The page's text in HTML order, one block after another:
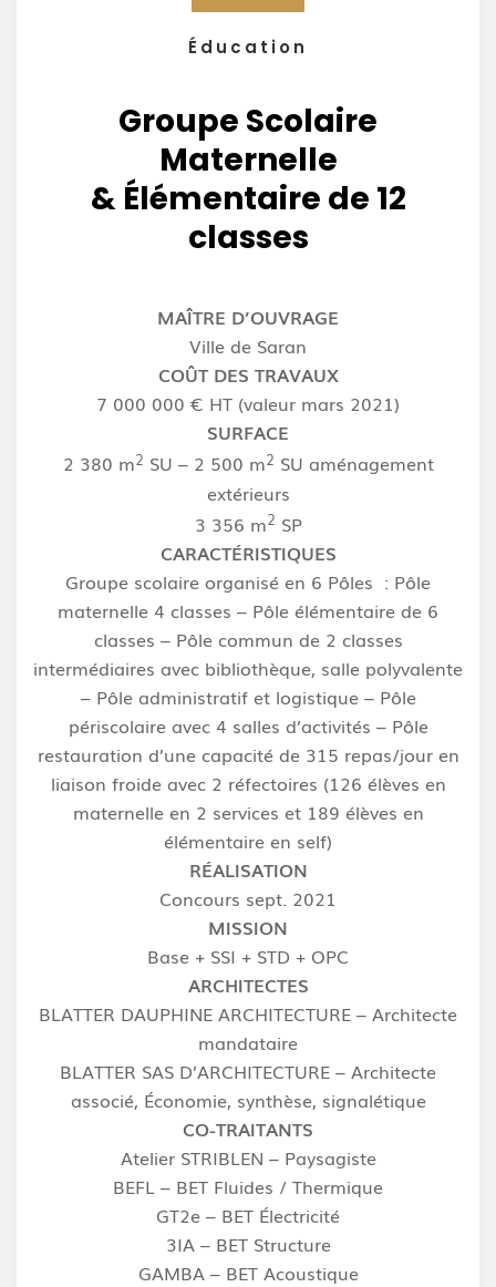
Éducation
Groupe Scolaire
Maternelle
& Élémentaire de 12
classes
MAÎTRE D’OUVRAGE
Ville de Saran
COÛT DES TRAVAUX
7 000 000 € HT (valeur mars 2021)
SURFACE
2 380 m2 SU – 2 500 m2 SU aménagement
extérieurs
3 356 m2 SP
CARACTÉRISTIQUES
Groupe scolaire organisé en 6 Pôles : Pôle
maternelle 4 classes – Pôle élémentaire de 6
classes – Pôle commun de 2 classes
intermédiaires avec bibliothèque, salle polyvalente
– Pôle administratif et logistique – Pôle
périscolaire avec 4 salles d’activités – Pôle
restauration d’une capacité de 315 repas/jour en
liaison froide avec 2 réfectoires (126 élèves en
maternelle en 2 services et 189 élèves en
élémentaire en self)
RÉALISATION
Concours sept. 2021
MISSION
Base + SSI + STD + OPC
ARCHITECTES
BLATTER DAUPHINE ARCHITECTURE – Architecte
mandataire
BLATTER SAS D’ARCHITECTURE – Architecte
associé, Économie, synthèse, signalétique
CO-TRAITANTS
Atelier STRIBLEN – Paysagiste
BEFL – BET Fluides / Thermique
GT2e – BET Électricité
3IA – BET Structure
GAMBA – BET Acoustique